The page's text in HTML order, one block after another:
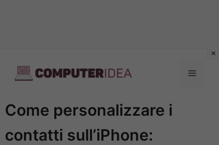
contenuto
Menu
Come personalizzare i
contatti sull’iPhone: